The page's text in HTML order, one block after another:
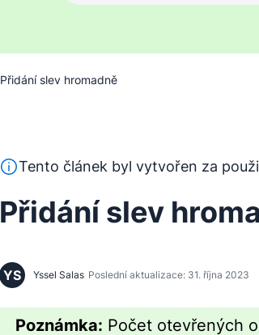
Přidání slev hromadně
Tento text byl přeložen z angličtiny
Tento článek byl vytvořen za
Přidání slev
YS Yssel Salas Poslední aktualizace: 31. října 2023
Poznámka: Počet otevřených